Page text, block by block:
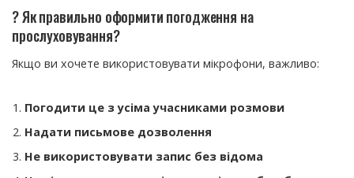
? Як правильно оформити погодження на
прослуховування?
Якщо ви хочете використовувати мікрофони, важливо:
Погодити це з усіма учасниками розмови
Надати письмове дозволення
Не використовувати запис без відома